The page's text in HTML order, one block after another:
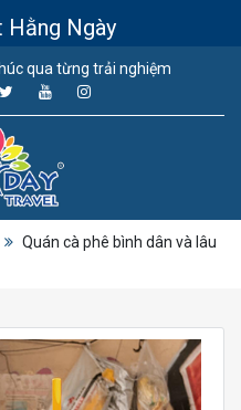
qua từng trải nghiệm
Quán cà phê bình dân và lâu
Hằng Ngày